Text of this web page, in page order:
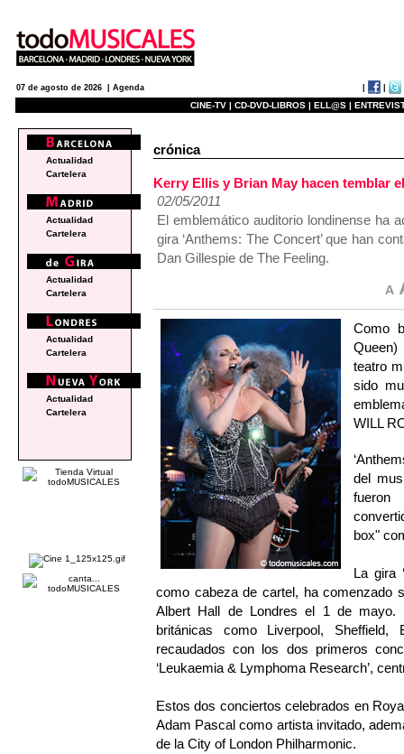
07 de agosto de 2026 | Agenda
CINE-TV | CD-DVD-LIBROS | ELL@S |
crónica
Kerry Ellis y Brian May hacen temblar
02/05/2011
El emblemático auditorio londinense ha
gira ‘Anthems: The Concert’ que han
Dan Gillespie de The Feeling.
Como
teatro
sido
WILL
del
fueron
box"
La gira
como cabeza de cartel, ha comenzado
Albert Hall de Londres el 1 de mayo.
británicas como Liverpool, Sheffield,
recaudados con los dos primeros
‘Leukaemia & Lymphoma Research’,
Estos dos conciertos celebrados en
Adam Pascal como artista invitado,
de la City of London Philharmonic.
Actualidad
Cartelera
Actualidad
Cartelera
Actualidad
Cartelera
Actualidad
Cartelera
Actualidad
Cartelera